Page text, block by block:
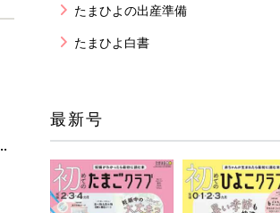
たまひよの出産準備
たまひよ白書
最新号